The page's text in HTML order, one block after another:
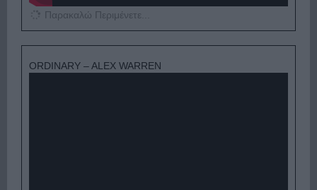
Παρακαλώ Περιμένετε...
ORDINARY – ALEX WARREN